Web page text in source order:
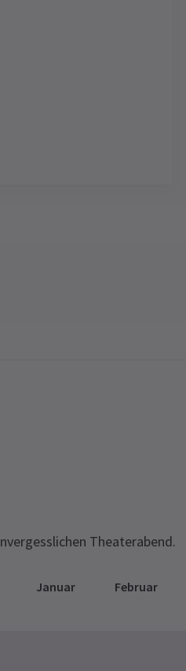
Theaterabend.
Januar Februar